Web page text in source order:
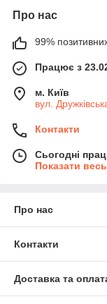
Про нас
99% позитивних
Працює з
м. Київ
вул.
Контакти
Сьогодні
Показати
Про нас
Контакти
Доставка та